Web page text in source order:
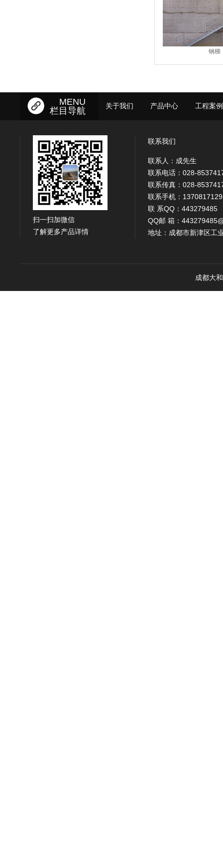
钢梯
MENU
栏目导航
关于我们 产品中心 工程案例
扫一扫加微信
了解更多产品详情
联系我们
联系人：成先生
联系电话：028-
联系传真：028-
联系手机：
联 系QQ：443279485
QQ邮 箱：
地址：成都市新津区工
成都大